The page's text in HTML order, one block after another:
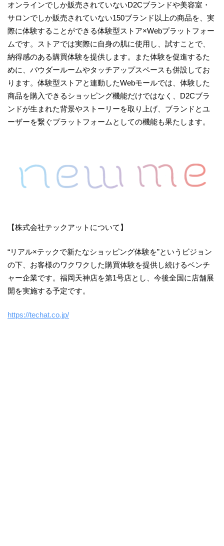
オンラインでしか販売されていないD2Cブランドや美容室・
サロンでしか販売されていない150ブランド以上の商品を、実
際に体験することができる体験型ストア×Webプラットフォー
ムです。ストアでは実際に自身の肌に使用し、試すことで、
納得感のある購買体験を提供します。また体験を促進するた
めに、パウダールームやタッチアップスペースも併設してお
ります。体験型ストアと連動したWebモールでは、体験した
商品を購入できるショッピング機能だけではなく、D2Cブラ
ンドが生まれた背景やストーリーを取り上げ、ブランドとユ
ーザーを繋ぐプラットフォームとしての機能も果たします。
【株式会社テックアットについて】
“リアル×テックで新たなショッピング体験を”というビジョン
の下、お客様のワクワクした購買体験を提供し続けるベンチ
ャー企業です。福岡天神店を第1号店とし、今後全国に店舗展
開を実施する予定です。
https://techat.co.jp/